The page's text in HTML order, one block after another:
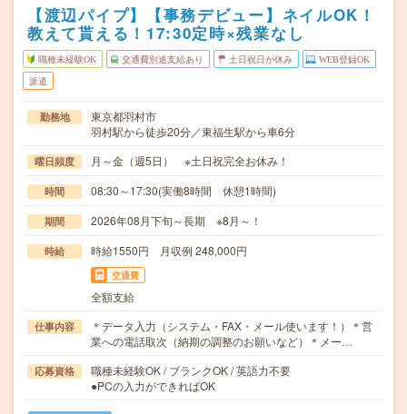
【渡辺パイプ】【事務デビュー】ネイルOK！
教えて貰える！17:30定時×残業なし
職種未経験OK 交通費別途支給あり 土日祝日が休み WEB登録OK
派遣
勤務地
東京都羽村市
羽村駅から徒歩20分／東福生駅から車6分
曜日頻度 月～金（週5日） ※土日祝完全お休み！
時間 08:30～17:30(実働8時間 休憩1時間)
期間 2026年08月下旬～長期 ※8月～！
時給 時給1550円 月収例 248,000円
交通費
全額支給
仕事内容
＊データ入力（システム・FAX・メール使います！）＊営
業への電話取次（納期の調整のお願いなど）＊メー…
応募資格
職種未経験OK / ブランクOK / 英語力不要
●PCの入力ができればOK